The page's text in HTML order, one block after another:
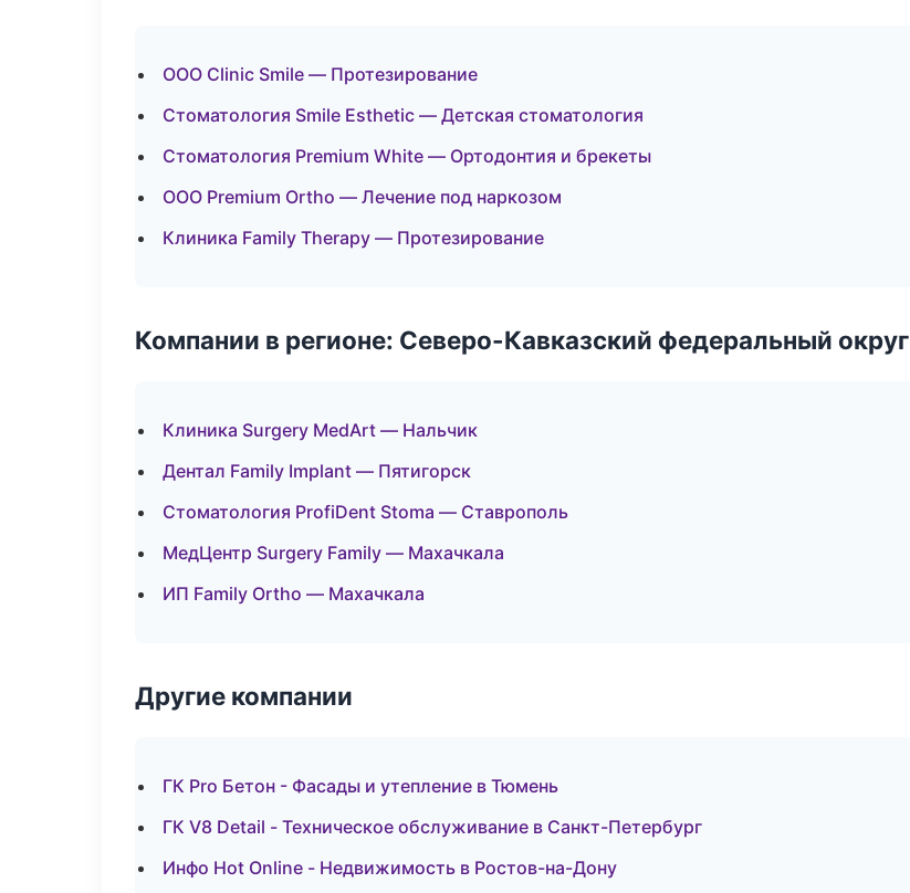
ООО Clinic Smile — Протезирование
Стоматология Smile Esthetic — Детская стоматология
Стоматология Premium White — Ортодонтия и брекеты
ООО Premium Ortho — Лечение под наркозом
Клиника Family Therapy — Протезирование
Компании в регионе: Северо-Кавказский федеральный округ
Клиника Surgery MedArt — Нальчик
Дентал Family Implant — Пятигорск
Стоматология ProfiDent Stoma — Ставрополь
МедЦентр Surgery Family — Махачкала
ИП Family Ortho — Махачкала
Другие компании
ГК Pro Бетон - Фасады и утепление в Тюмень
ГК V8 Detail - Техническое обслуживание в Санкт-Петербург
Инфо Hot Online - Недвижимость в Ростов-на-Дону